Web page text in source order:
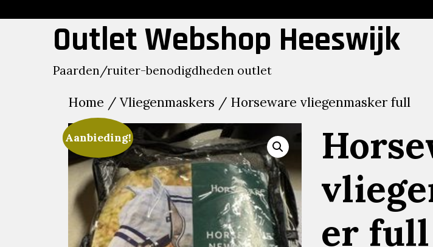
to
Outlet Webshop Heeswijk
Paarden/ruiter-benodigdheden outlet
Home / Vliegenmaskers / Horseware vliegenmasker full
Aanbieding!
er full